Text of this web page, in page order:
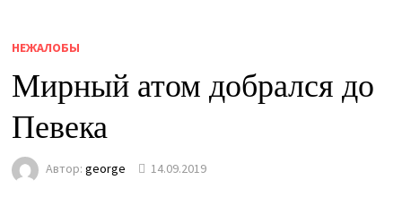
НЕЖАЛОБЫ
Мирный атом добрался до
Певека
Автор: george 14.09.2019